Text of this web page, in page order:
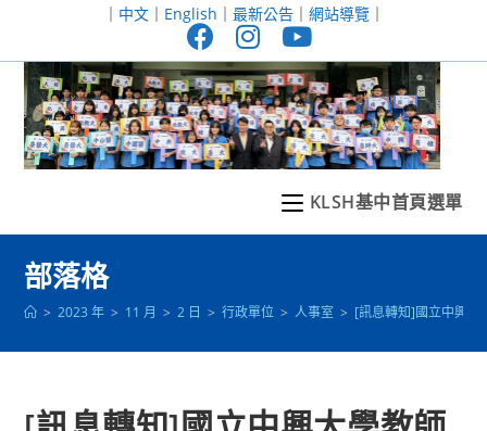
至
｜ 中文｜ English ｜ 最新公告｜ 網站導覽｜
KLSH基中首頁選單
部落格
> 2023 年 > 11 月 > 2 日 > 行政單位 > 人事室 > [訊息轉知]國立中興大